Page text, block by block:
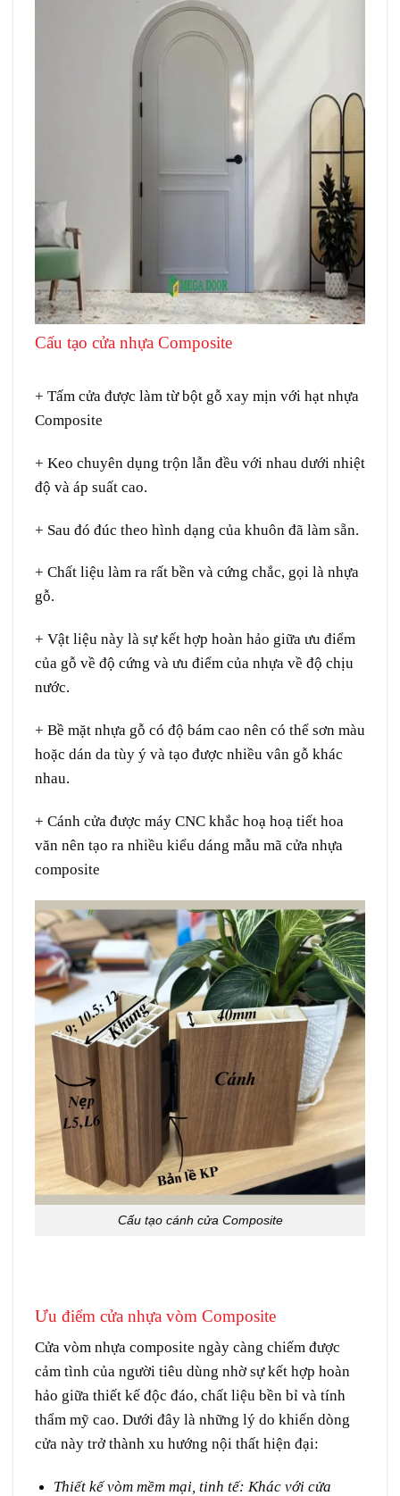
Cấu tạo cửa nhựa Composite
+ Tấm cửa được làm từ bột gỗ xay mịn với hạt nhựa
Composite
+ Keo chuyên dụng trộn lẫn đều với nhau dưới nhiệt
độ và áp suất cao.
+ Sau đó đúc theo hình dạng của khuôn đã làm sẵn.
+ Chất liệu làm ra rất bền và cứng chắc, gọi là nhựa
gỗ.
+ Vật liệu này là sự kết hợp hoàn hảo giữa ưu điểm
của gỗ về độ cứng và ưu điểm của nhựa về độ chịu
nước.
+ Bề mặt nhựa gỗ có độ bám cao nên có thể sơn màu
hoặc dán da tùy ý và tạo được nhiều vân gỗ khác
nhau.
+ Cánh cửa được máy CNC khắc hoạ hoạ tiết hoa
văn nên tạo ra nhiều kiểu dáng mẫu mã cửa nhựa
composite
Cấu tạo cánh cửa Composite
Ưu điểm cửa nhựa vòm Composite
Cửa vòm nhựa composite ngày càng chiếm được
cảm tình của người tiêu dùng nhờ sự kết hợp hoàn
hảo giữa thiết kế độc đáo, chất liệu bền bỉ và tính
thẩm mỹ cao. Dưới đây là những lý do khiến dòng
cửa này trở thành xu hướng nội thất hiện đại:
Thiết kế vòm mềm mại, tinh tế: Khác với cửa